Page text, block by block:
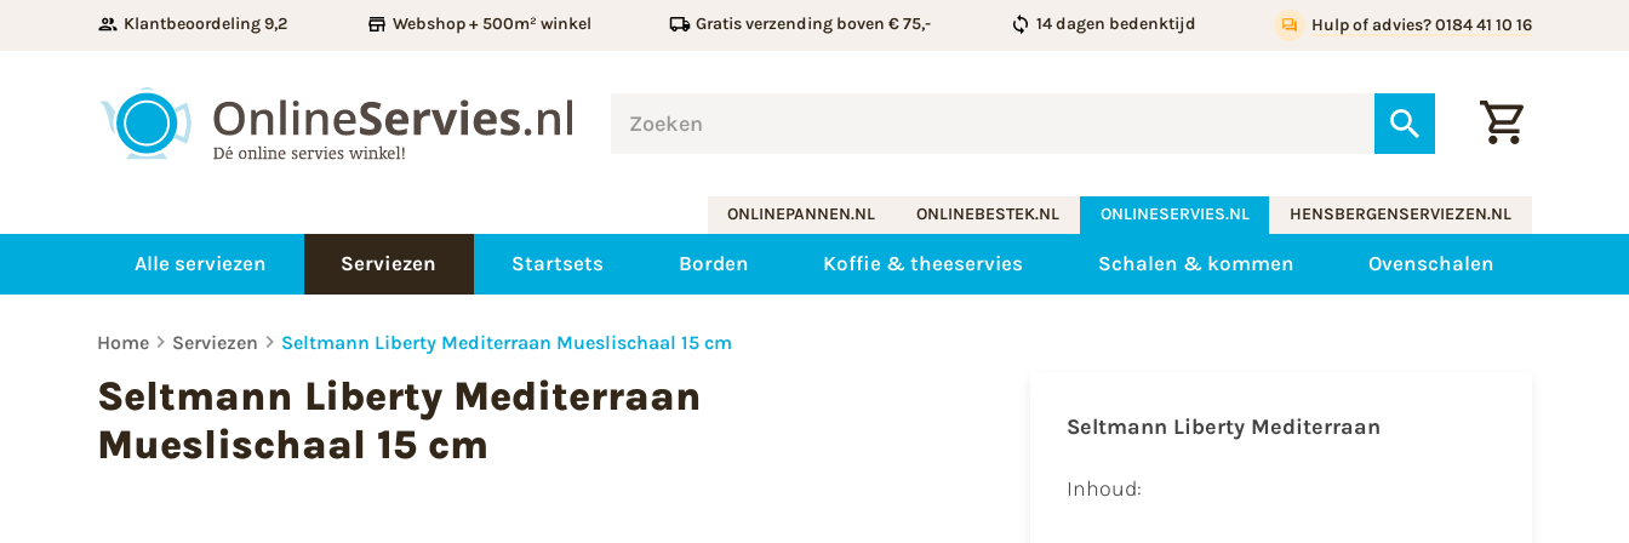
Klantbeoordeling 9,2 Webshop + 500m² winkel Gratis verzending boven € 75,- 14 dagen bedenktijd Hulp of advies? 0184 41 10 16
ONLINEPANNEN.NL ONLINEBESTEK.NL ONLINESERVIES.NL HENSBERGENSERVIEZEN.NL
Alle serviezen Serviezen Startsets Borden Koffie & theeservies Schalen & kommen Ovenschalen
Home Serviezen Seltmann Liberty Mediterraan Mueslischaal 15 cm
Seltmann Liberty Mediterraan
Mueslischaal 15 cm
Seltmann Liberty Mediterraan
Inhoud: